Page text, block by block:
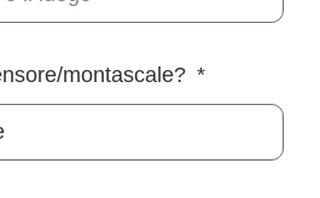
montascale?